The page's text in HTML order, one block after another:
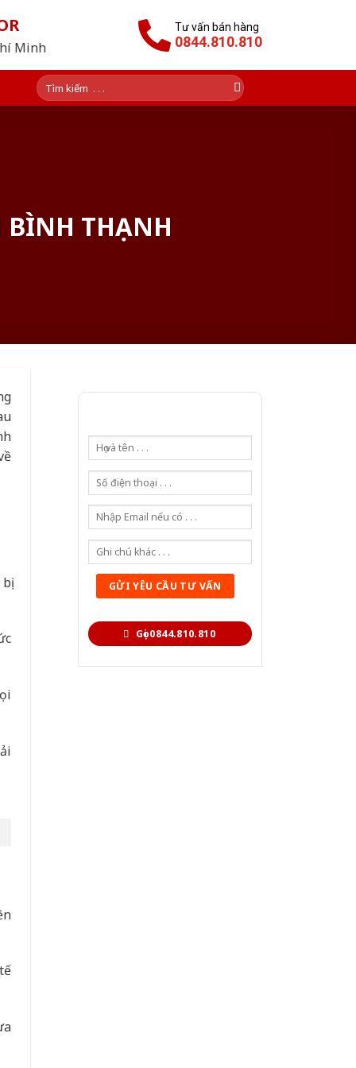
Minh
Tư vấn bán hàng
0844.810.810
Tìm
kiếm:
THẠNH
Gọi 0844.810.810